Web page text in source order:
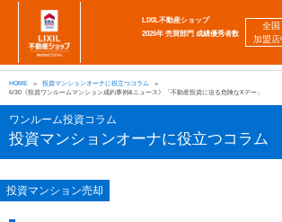
全国
加盟店
LIXIL不動産ショップ
2026年 売買部門 成績優秀者数
売
り
買
い
相
談
し
た
い
勉
強
し
た
い
強
社
用
査定
iBuyer
HOME
投資マンションオーナに役立つコラム
6/30《投資ワンルームマンション成約事例&ニュース》「不動産投資に迫る危険なXデー」
ワンルーム投資コラム
投資マンションオーナに役立つコラム
投資マンション売却